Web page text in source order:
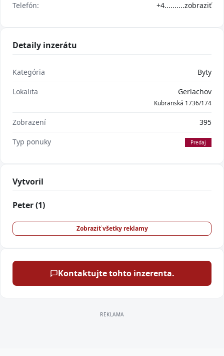
Telefón: +4..........zobraziť
Detaily inzerátu
Kategória Byty
Lokalita Gerlachov
Kubranská 1736/174
Zobrazení 395
Typ ponuky Predaj
Vytvoril
Peter(1)
Zobraziť všetky reklamy
Kontaktujte tohto inzerenta.